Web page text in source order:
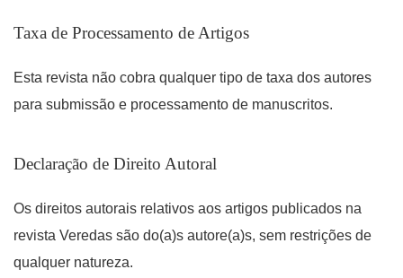
Taxa de Processamento de Artigos
Esta revista não cobra qualquer tipo de taxa dos autores
para submissão e processamento de manuscritos.
Declaração de Direito Autoral
Os direitos autorais relativos aos artigos publicados na
revista Veredas são do(a)s autore(a)s, sem restrições de
qualquer natureza.